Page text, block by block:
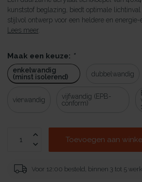
kunststof beglazing, biedt optimale lichtinval
stijlvol ontwerp voor een heldere en energie-
Lees meer.
Maak een keuze: *
enkelwandig
(minst isolerend)
dubbelwandig
vierwandig
vijfwandig (EPB-
conform)
Toevoegen aan
Voor 12:00 besteld, binnen 3 tot 5